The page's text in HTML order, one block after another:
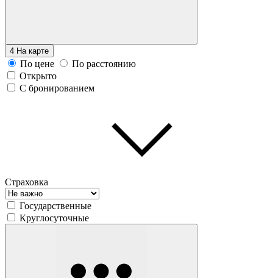
4 На карте
По цене
По расстоянию
Открыто
С бронированием
Страховка
Государственные
Круглосуточные